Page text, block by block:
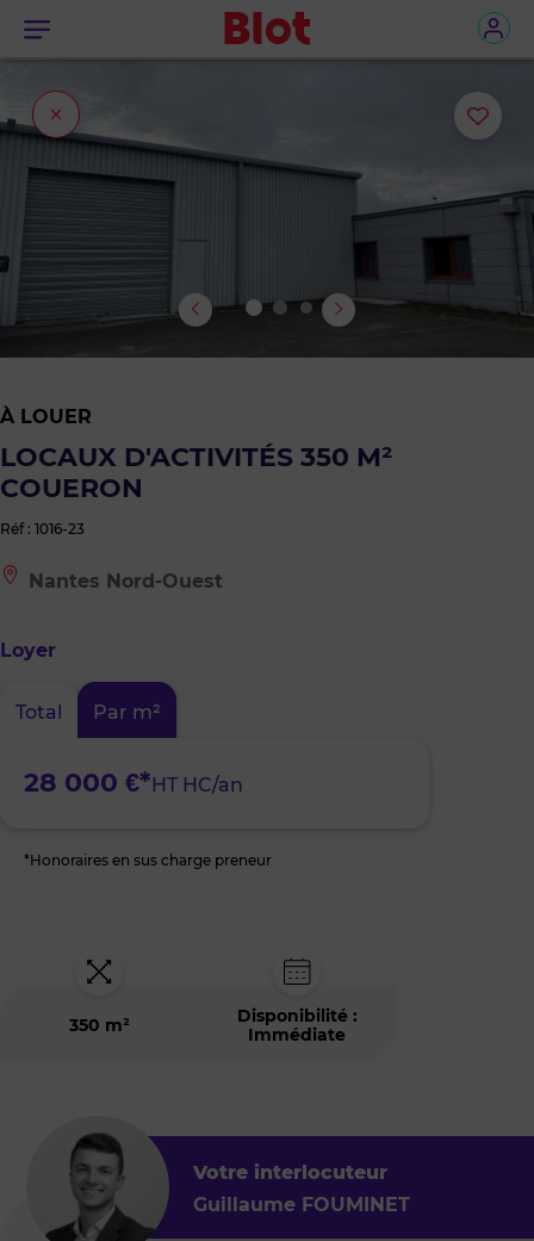
Menu
Fermer
l'onglet
À LOUER
LOCAUX D'ACTIVITÉS 350 M²
COUERON
Réf : 1016-23
Le
bien
à
Nantes
Nord-
Ouest
Nantes Nord-Ouest
Loyer
Total Par m²
28 000 €*HT HC/an
*Honoraires en sus charge preneur
350 m²
Disponibilité :
Immédiate
Votre interlocuteur
Guillaume FOUMINET